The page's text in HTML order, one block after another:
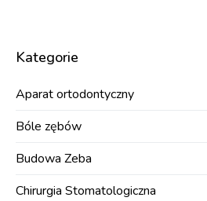
Kategorie
Aparat ortodontyczny
Bóle zębów
Budowa Zeba
Chirurgia Stomatologiczna